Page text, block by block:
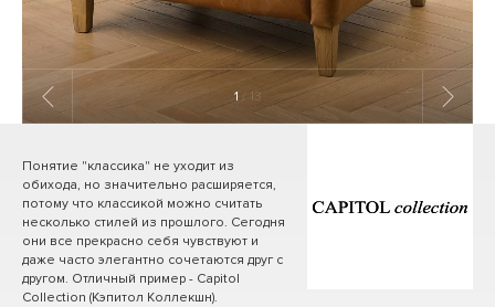
1 / 13
Понятие "классика" не уходит из
обихода, но значительно расширяется,
потому что классикой можно считать
несколько стилей из прошлого. Сегодня
они все прекрасно себя чувствуют и
даже часто элегантно сочетаются друг с
другом. Отличный пример - Capitol
Collection (Кэпитол Коллекшн).